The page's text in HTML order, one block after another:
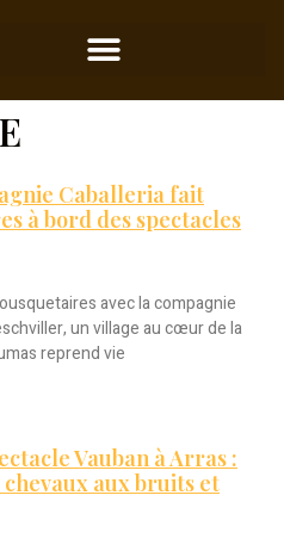
Caballeria fait
à bord des spectacles
avec la compagnie
un village au cœur de la
reprend vie
Vauban à Arras :
aux bruits et